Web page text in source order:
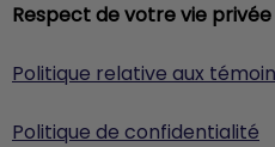
Respect de votre vie privée
Politique relative aux
Politique de confidentialité